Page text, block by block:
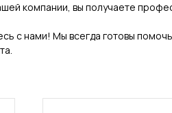
компании, вы получаете
с нами! Мы всегда готовы